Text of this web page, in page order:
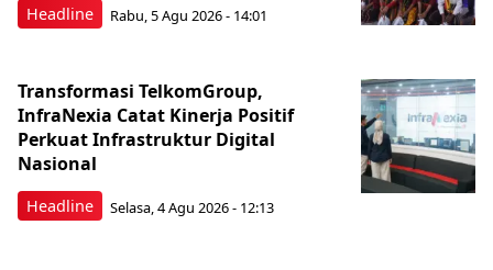
Headline Rabu, 5 Agu 2026 - 14:01
Headline
Transformasi TelkomGroup,
InfraNexia Catat Kinerja Positif
Perkuat Infrastruktur Digital
Nasional
Selasa, 4 Agu 2026 - 12:13